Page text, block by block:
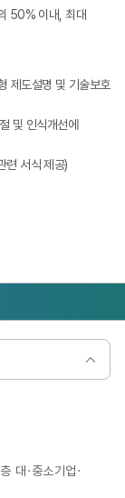
50% 이내, 최대
제도설명 및 기술보호
및 인식개선에
련 서식 제공)
대·중소기업·